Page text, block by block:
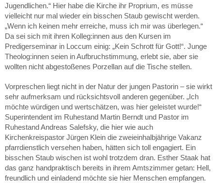
Jugendlichen.“ Hier habe die Kirche ihr Proprium, es müsse
vielleicht nur mal wieder ein bisschen Staub gewischt werden.
„Wenn ich keinen mehr erreiche, muss ich mir was überlegen.“
Da sei sich mit ihren Kolleg:innen aus den Kursen im
Predigerseminar in Loccum einig: „Kein Schrott für Gott!“. Junge
Theolog:innen seien in Aufbruchstimmung, erlebt sie, aber sie
wollten nicht abgestoßenes Porzellan auf die Tische stellen.
Vorpreschen liegt nicht in der Natur der jungen Pastorin – sie wirkt
sehr aufmerksam und rücksichtsvoll anderen gegenüber. „Ich
möchte würdigen und wertschätzen, was hier geleistet wurde!“
Superintendent im Ruhestand Martin Berndt und Pastor im
Ruhestand Andreas Salefsky, die hier wie auch
Kirchenkreispastor Jürgen Klein die zweieinhalbjährige Vakanz
pfarrdienstlich versehen haben, hätten sich toll engagiert. Ein
bisschen Staub wischen ist wohl trotzdem dran. Esther Staak hat
das ganz handpraktisch bereits in ihrem Amtszimmer getan: Hell,
freundlich und einladend möchte sie hier Menschen empfangen.